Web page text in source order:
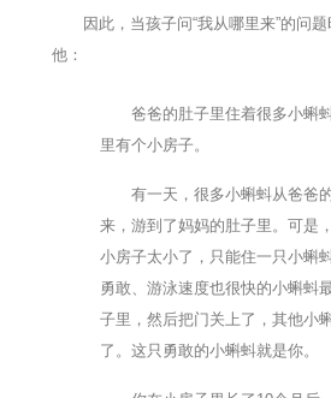
因此，当孩子问“我从哪里来”的问
他：
爸爸的肚子里住着很多小蝌
里有个小房子。
有一天，很多小蝌蚪从爸爸
来，游到了妈妈的肚子里。可是
小房子太小了，只能住一只小蝌
勇敢、游泳速度也很快的小蝌蚪
子里，然后把门关上了，其他小
了。这只勇敢的小蝌蚪就是你。